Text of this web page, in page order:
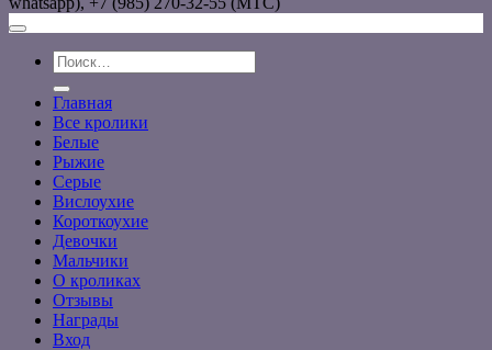
Искать:
Главная
Все кролики
Белые
Рыжие
Серые
Вислоухие
Короткоухие
Девочки
Мальчики
О кроликах
Отзывы
Награды
Вход